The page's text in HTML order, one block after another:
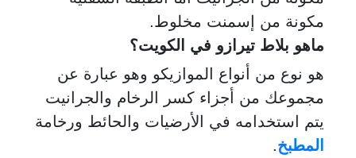
مكونة من إسمنت مخلوط.
ماهو بلاط تيرازو في الكويت؟
هو نوع من أنواع الموازيكو وهو عبارة عن
مجموعك من أجزاء كسر الرخام والجرانيت
يتم استخدامه في الأرضيات والحائط ورخامة
المطبخ.